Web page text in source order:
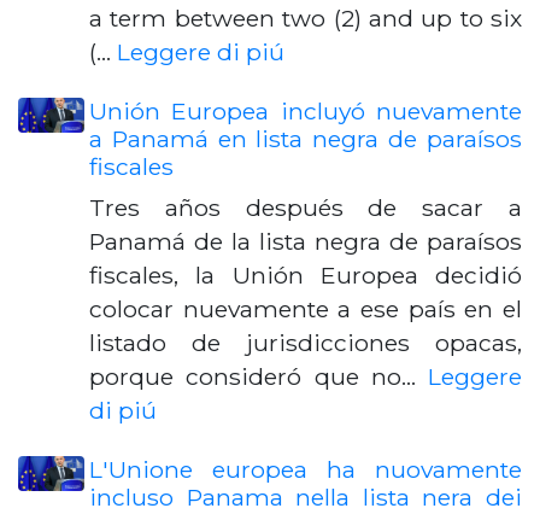
a term between two (2) and up to six
(… Leggere di piú
Unión Europea incluyó nuevamente
a Panamá en lista negra de paraísos
fiscales
Tres años después de sacar a
Panamá de la lista negra de paraísos
fiscales, la Unión Europea decidió
colocar nuevamente a ese país en el
listado de jurisdicciones opacas,
porque consideró que no… Leggere
di piú
L'Unione europea ha nuovamente
incluso Panama nella lista nera dei